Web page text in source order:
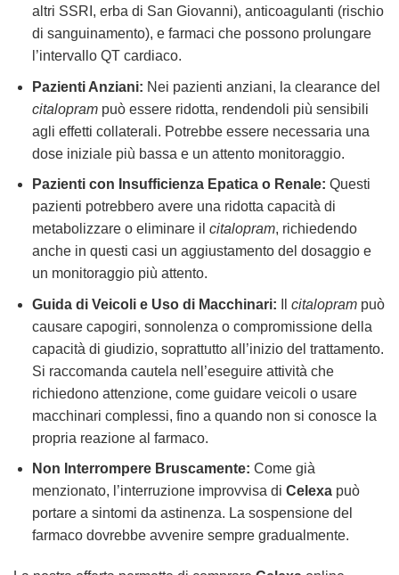
altri SSRI, erba di San Giovanni), anticoagulanti (rischio
di sanguinamento), e farmaci che possono prolungare
l’intervallo QT cardiaco.
Pazienti Anziani: Nei pazienti anziani, la clearance del
citaloprampuò essere ridotta, rendendoli più sensibili
agli effetti collaterali. Potrebbe essere necessaria una
dose iniziale più bassa e un attento monitoraggio.
Pazienti con Insufficienza Epatica o Renale: Questi
pazienti potrebbero avere una ridotta capacità di
metabolizzare o eliminare il citalopram, richiedendo
anche in questi casi un aggiustamento del dosaggio e
un monitoraggio più attento.
Guida di Veicoli e Uso di Macchinari: citaloprampuò
causare capogiri, sonnolenza o compromissione della
capacità di giudizio, soprattutto all’inizio del trattamento.
Si raccomanda cautela nell’eseguire attività che
richiedono attenzione, come guidare veicoli o usare
macchinari complessi, fino a quando non si conosce la
propria reazione al farmaco.
Non Interrompere Bruscamente: Come già
menzionato, l’interruzione improvvisa di Celexapuò
portare a sintomi da astinenza. La sospensione del
farmaco dovrebbe avvenire sempre gradualmente.